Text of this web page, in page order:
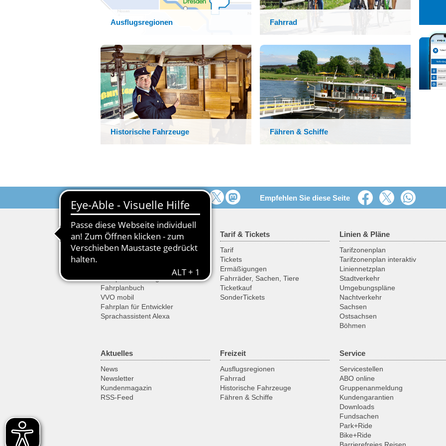
Ausflugsregionen
Historische Fahrzeuge
Fahrrad
Fähren & Schiffe
12
17 19
26
31 2
Empfehlen Sie diese Seite
Fahrplan
Fahrplanauskunft
Fahrplanänderungen
Fahrplanbuch
VVO mobil
Fahrplan für Entwickler
Sprachassistent Alexa
Tarif & Tickets
Tarif
Tickets
Ermäßigungen
Fahrräder, Sachen, Tiere
Ticketkauf
SonderTickets
Linien & Pläne
Tarifzonenplan
Tarifzonenplan interaktiv
Liniennetzplan
Stadtverkehr
Umgebungspläne
Nachtverkehr
Sachsen
Ostsachsen
Böhmen
Aktuelles
News
Newsletter
Kundenmagazin
RSS-Feed
Freizeit
Ausflugsregionen
Fahrrad
Historische Fahrzeuge
Fähren & Schiffe
Service
Servicestellen
ABO online
Gruppenanmeldung
Kundengarantien
Downloads
Fundsachen
Park+Ride
Bike+Ride